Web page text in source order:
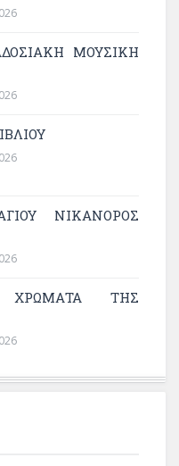
ΜΟΥΣΙΚΉ
ΝΙΚΑΝΟΡΟΣ
ΤΗΣ